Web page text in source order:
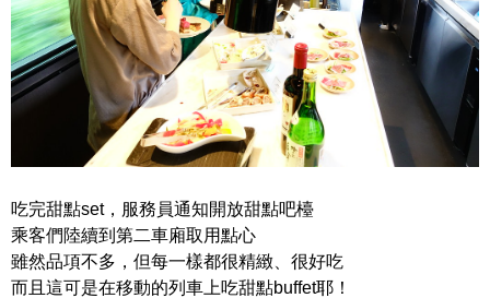
吃完甜點set，服務員通知開放甜點吧檯
乘客們陸續到第二車廂取用點心
雖然品項不多，但每一樣都很精緻、很好吃
而且這可是在移動的列車上吃甜點buffet耶！